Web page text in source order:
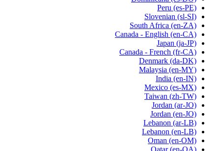
Peru (es-PE)
Slovenian (sl-SI)
South Africa (en-ZA)
Canada - English (en-CA)
Japan (ja-JP)
Canada - French (fr-CA)
Denmark (da-DK)
Malaysia (en-MY)
India (en-IN)
Mexico (es-MX)
Taiwan (zh-TW)
Jordan (ar-JO)
Jordan (en-JO)
Lebanon (ar-LB)
Lebanon (en-LB)
Oman (en-OM)